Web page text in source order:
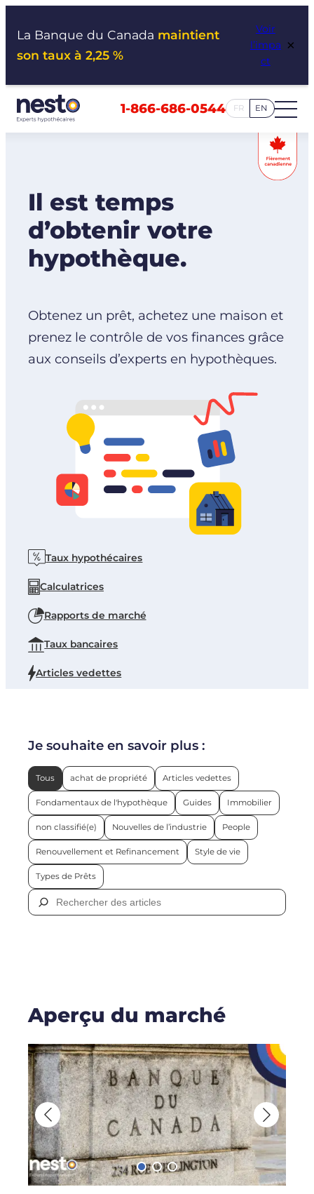
La Banque du Canada maintient
son taux à 2,25 %
Voir
l’impa
ct
×
1-866-686-0544 FR EN
Il est temps
d’obtenir votre
hypothèque.
Obtenez un prêt, achetez une maison et
prenez le contrôle de vos finances grâce
aux conseils d’experts en hypothèques.
Taux hypothécaires
Calculatrices
Rapports de marché
Taux bancaires
Articles vedettes
Je souhaite en savoir plus :
Tous achat de propriété Articles vedettes
Fondamentaux de l'hypothèque Guides Immobilier
non classifié(e) Nouvelles de l’industrie People
Renouvellement et Refinancement Style de vie
Types de Prêts
R
e
h
e
r
:
Aperçu du marché